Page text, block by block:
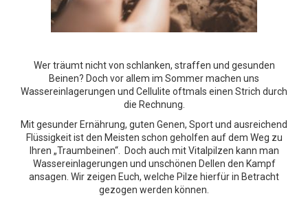
Wer träumt nicht von schlanken, straffen und gesunden
Beinen? Doch vor allem im Sommer machen uns
Wassereinlagerungen und Cellulite oftmals einen Strich durch
die Rechnung.
Mit gesunder Ernährung, guten Genen, Sport und ausreichend
Flüssigkeit ist den Meisten schon geholfen auf dem Weg zu
Ihren „Traumbeinen“. Doch auch mit Vitalpilzen kann man
Wassereinlagerungen und unschönen Dellen den Kampf
ansagen. Wir zeigen Euch, welche Pilze hierfür in Betracht
gezogen werden können.